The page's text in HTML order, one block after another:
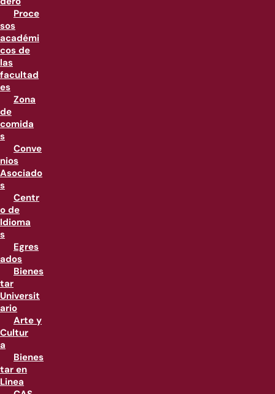
Proce
sos
académi
cos de
las
facultad
es
Zona
de
comida
s
Conve
nios
Asociado
s
Centr
o de
Idioma
s
Egres
ados
Bienes
tar
Universit
ario
Arte y
Cultur
a
Bienes
tar en
Linea